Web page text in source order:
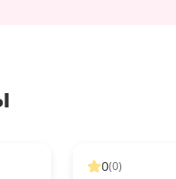
0(0)